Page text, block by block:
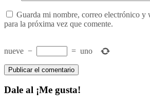
Guarda mi nombre, correo electrónico y
para la próxima vez que comente.
nueve − = uno
Dale al ¡Me gusta!